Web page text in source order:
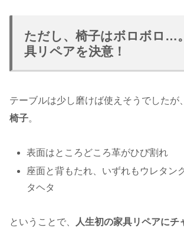
ただし、椅子はボロボロ…
具リペアを決意！
テーブルは少し磨けば使えそうでしたが
椅子。
表面はところどころ革がひび割れ
座面と背もたれ、いずれもウレタン
タヘタ
ということで、
人生初の家具リペアにチ